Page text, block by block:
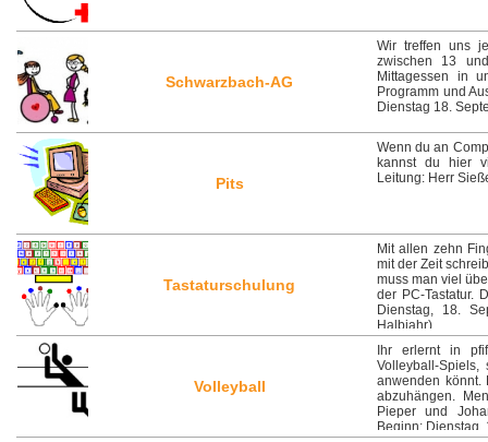
Schwarzbach-AG
Wir treffen uns
zwischen 13
Mittagessen in
Programm und
Dienstag 18.
Pits
Wenn du an
kannst du hier
Leitung: Herr
Tastaturschulung
Mit allen zehn
mit der Zeit
muss man viel
der PC-Tastatur.
Dienstag, 18.
Halbjahr)
Volleyball
Ihr erlernt in
Volleyball-
anwenden könnt.
abzuhängen.
Pieper und
Beginn: Dienstag,